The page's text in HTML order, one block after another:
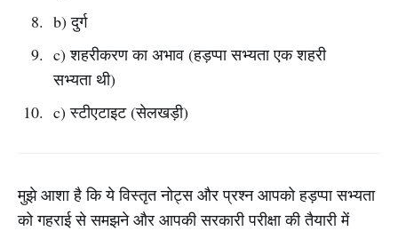
b) दुर्ग
c) शहरीकरण का अभाव (हड़प्पा सभ्यता एक शहरी
सभ्यता थी)
c) स्टीएटाइट (सेलखड़ी)
मुझे आशा है कि ये विस्तृत नोट्स और प्रश्न आपको हड़प्पा सभ्यता
को गहराई से समझने और आपकी सरकारी परीक्षा की तैयारी में